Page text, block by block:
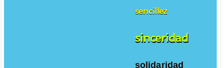
sencillez
sinceridad
solidaridad